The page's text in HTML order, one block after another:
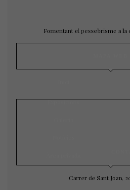
Fomentant el pessebrisme a la
Exposicions
Carrer de Sant Joan,